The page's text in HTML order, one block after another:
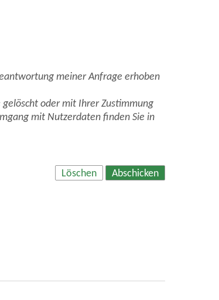
meiner Anfrage erhoben
oder mit Ihrer Zustimmung
mit Nutzerdaten finden Sie in
Löschen Abschicken